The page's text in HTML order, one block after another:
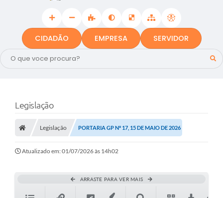
CIDADÃO EMPRESA SERVIDOR
Legislação
Legislação PORTARIA GP Nº 17, 15 DE MAIO DE 2026
Atualizado em: 01/07/2026 às 14h02
ARRASTE PARA VER MAIS